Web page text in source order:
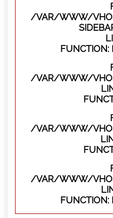
/VAR/WWW/
FUNCTION:
/VAR/WWW/
/VAR/WWW/
/VAR/WWW/
FUNCTION: